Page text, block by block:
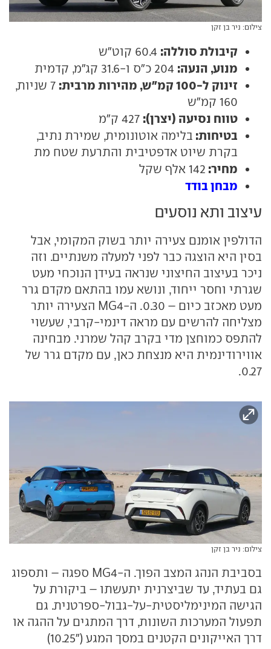
צילום: ניר בן זקן
קיבולת סוללה:
מנוע, הנעה:
זינוק ל-100 קמ"ש, מהירות מרבית:
7 שניות,
160 קמ"ש
טווח נסיעה (יצרן):
בטיחות: בלימה אוטונומית, שמירת נתיב,
בקרת שיוט אדפטיבית והתרעת שטח מת
מחיר: 142 אלף שקל
מבחן בודד
עיצוב ותא נוסעים
הדולפין אומנם צעירה יותר בשוק המקומי, אבל
בסין היא הוצגה כבר לפני למעלה משנתיים. וזה
ניכר בעיצוב החיצוני שנראה בעידן הנוכחי מעט
שגרתי וחסר ייחוד, ונושא עמו בהתאם מקדם גרר
מעט מאכזב כיום – 0.30. ה-MG4 הצעירה יותר
מצליחה להרשים עם מראה דינמי-קרבי, שעשוי
להתפס כמוחצן מדי בקרב קהל שמרני. מבחינה
אווירודינמית היא מנצחת כאן, עם מקדם גרר של
0.27.
צילום: ניר בן זקן
בסביבת הנהג המצב הפוך. ה-MG4 ספגה – ותספוג
גם בעתיד, עד שביצרנית יתעשתו – ביקורת על
הגישה המינימליסטית-על-גבול-ספרטנית. גם
תפעול המערכות השונות, דרך המתגים על ההגה או
דרך האייקונים הקטנים במסך המגע ("10.25)